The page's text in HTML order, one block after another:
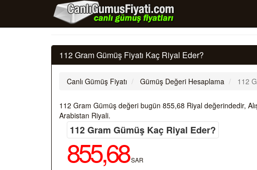
112 Gram Gümüş Fiyatı Kaç Riyal Eder?
Canlı Gümüş Fiyatı Gümüş Değeri Hesaplama 112
112 Gram Gümüş değeri bugün 855,68 Riyal değerindedir,
Arabistan Riyali.
112 Gram Gümüş Kaç Riyal Eder?
855,68 SAR